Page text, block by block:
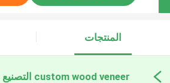
المنتجات
custom wood veneer التصنيع عبر الإنترنت